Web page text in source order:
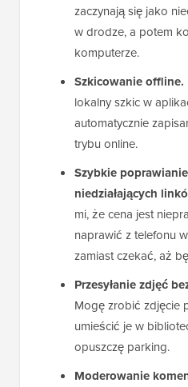
zaczynają się jako
w drodze, a potem
komputerze.
Szkicowanie offline.
lokalny szkic w
automatycznie
trybu online.
Szybkie
niedziałających
mi, że cena jest
naprawić z telefonu
zamiast czekać, aż
Przesyłanie zdjęć
Mogę zrobić zdjęcie
umieścić je w
opuszczę parking.
Moderowanie